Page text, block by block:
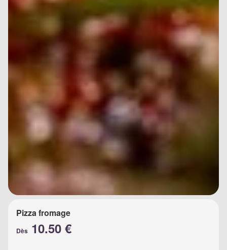
Pizza fromage
Dès 10.50 €